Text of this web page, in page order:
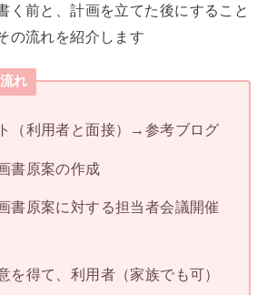
く前と、計画を立てた後にすること
の流れを紹介します
れ
（利用者と面接）→参考ブログ
書原案の作成
書原案に対する担当者会議開催
を得て、利用者（家族でも可）